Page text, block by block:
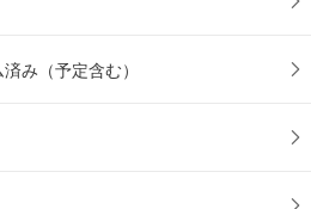
み（予定含む）